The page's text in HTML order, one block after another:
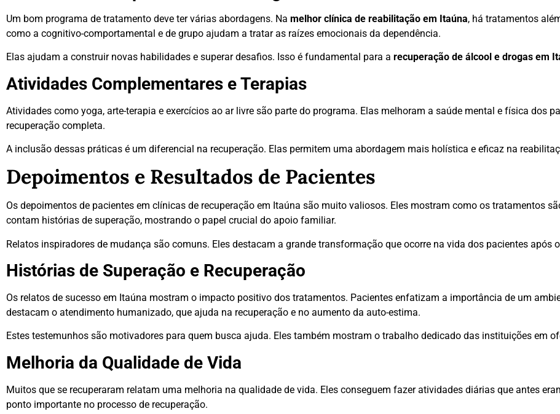
Um bom programa de tratamento deve ter várias abordagens. Na melhor clínica de reabilitação em Itaúna, há tratamentos
como a cognitivo-comportamental e de grupo ajudam a tratar as raízes emocionais da dependência.
Elas ajudam a construir novas habilidades e superar desafios. Isso é fundamental para a recuperação de álcool e drogas em
Atividades Complementares e Terapias
Atividades como yoga, arte-terapia e exercícios ao ar livre são parte do programa. Elas melhoram a saúde mental e física dos
recuperação completa.
A inclusão dessas práticas é um diferencial na recuperação. Elas permitem uma abordagem mais holística e eficaz na
Depoimentos e Resultados de Pacientes
Os depoimentos de pacientes em clínicas de recuperação em Itaúna são muito valiosos. Eles mostram como os tratamentos
contam histórias de superação, mostrando o papel crucial do apoio familiar.
Relatos inspiradores de mudança são comuns. Eles destacam a grande transformação que ocorre na vida dos pacientes após
Histórias de Superação e Recuperação
Os relatos de sucesso em Itaúna mostram o impacto positivo dos tratamentos. Pacientes enfatizam a importância de um
destacam o atendimento humanizado, que ajuda na recuperação e no aumento da auto-estima.
Estes testemunhos são motivadores para quem busca ajuda. Eles também mostram o trabalho dedicado das instituições em
Melhoria da Qualidade de Vida
Muitos que se recuperaram relatam uma melhoria na qualidade de vida. Eles conseguem fazer atividades diárias que antes
ponto importante no processo de recuperação.